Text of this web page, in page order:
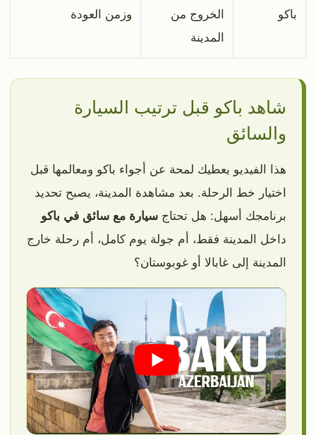
باكو
الخروج من
المدينة
وزمن العودة
شاهد باكو قبل ترتيب السيارة
والسائق
هذا الفيديو يعطيك لمحة عن أجواء باكو ومعالمها قبل
اختيار خط الرحلة. بعد مشاهدة المدينة، يصبح تحديد
برنامجك أسهل: هل تحتاج سيارة مع سائق في باكو
داخل المدينة فقط، أم جولة يوم كامل، أم رحلة خارج
المدينة إلى غابالا أو غوبوستان؟